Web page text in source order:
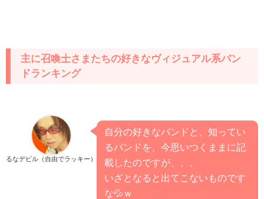
主に召喚士さまたちの好きなヴィジュアル系バン
ドランキング
るなデビル（自由でラッキー）
自分の好きなバンドと、知ってい
るバンドを、今思いつくままに記
載したのですが、、、
いざとなると出てこないものです
な💦ｗ